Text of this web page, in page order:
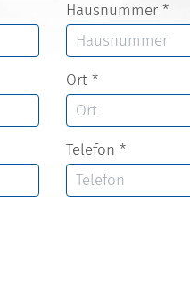
Hausnummer *
Ort *
Telefon *